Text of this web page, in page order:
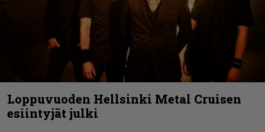
Loppuvuoden Hellsinki Metal Cruisen
esiintyjät julki